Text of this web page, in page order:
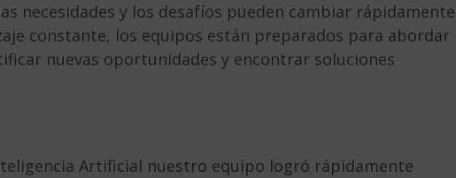
necesidades y los desafíos pueden cambiar
constante, los equipos están preparados para abordar
nuevas oportunidades y encontrar soluciones
Artificial nuestro equipo logró rápidamente